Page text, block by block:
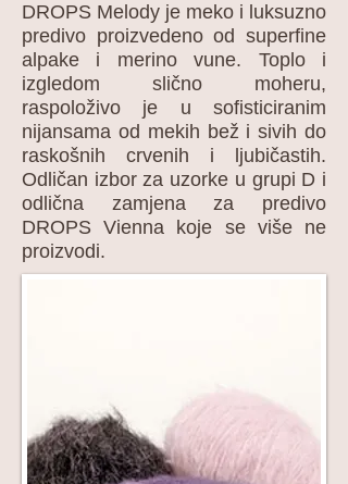
DROPS Melody je meko i luksuzno
predivo proizvedeno od superfine
alpake i merino vune. Toplo i
izgledom slično moheru,
raspoloživo je u sofisticiranim
nijansama od mekih bež i sivih do
raskošnih crvenih i ljubičastih.
Odličan izbor za uzorke u grupi D i
odlična zamjena za predivo
DROPS Vienna koje se više ne
proizvodi.